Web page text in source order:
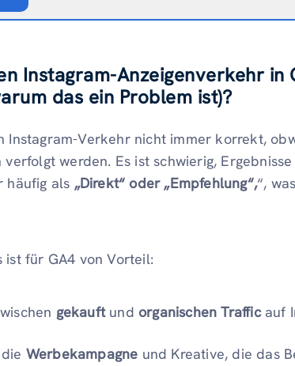
Instagram-Anzeigenverkehr in
das ein Problem ist)?
Verkehr nicht immer korrekt,
werden. Es ist schwierig,
häufig als „Direkt“ oder „Empfehlung“,“,
ist für GA4 von Vorteil:
gekauftund organischen Trafficauf
Werbekampagne und Kreative, die das